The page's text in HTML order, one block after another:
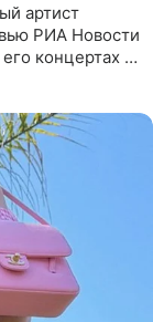
артист
РИА Новости
концертах в